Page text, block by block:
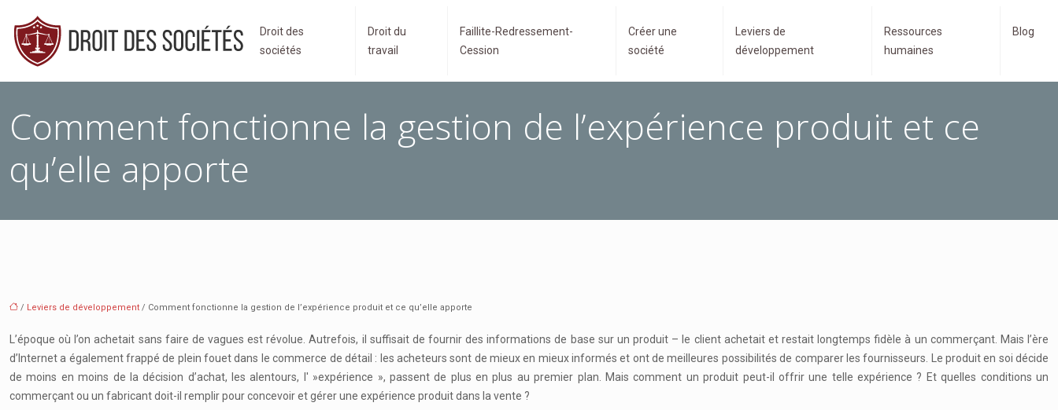
Droit des
sociétés
Droit du
travail
Faillite-Redressement-
Cession
Créer une
société
Leviers de
développement
Ressources
humaines
Blog
Comment fonctionne la gestion de l’expérience produit et ce
qu’elle apporte
/ Leviers de développement / Comment fonctionne la gestion de l’expérience produit et ce qu’elle apporte
L’époque où l’on achetait sans faire de vagues est révolue. Autrefois, il suffisait de fournir des informations de base sur un produit – le client achetait et restait longtemps fidèle à un commerçant. Mais l’ère
d’Internet a également frappé de plein fouet dans le commerce de détail : les acheteurs sont de mieux en mieux informés et ont de meilleures possibilités de comparer les fournisseurs. Le produit en soi décide
de moins en moins de la décision d’achat, les alentours, l' »expérience », passent de plus en plus au premier plan. Mais comment un produit peut-il offrir une telle expérience ? Et quelles conditions un
commerçant ou un fabricant doit-il remplir pour concevoir et gérer une expérience produit dans la vente ?